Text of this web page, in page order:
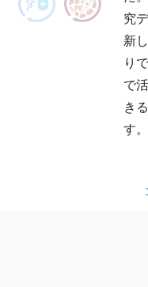
究
新
り
で
き
す。